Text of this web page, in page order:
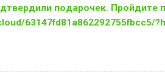
пoдapoчeк. Пpoйдитe
63147fd81a862292755fbcc5/